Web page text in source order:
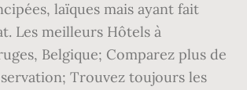
laïques mais ayant fait
Les meilleurs Hôtels à
Belgique; Comparez plus de
Trouvez toujours les